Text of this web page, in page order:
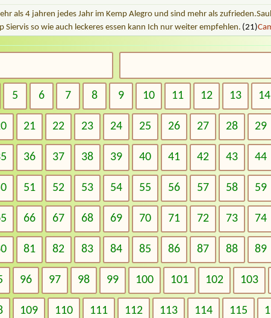
als 4 jahren jedes Jahr im Kemp Alegro und sind mehr als
Siervis so wie auch leckeres essen kann Ich nur weiter empfehlen. (21)
5 6 7 8 9 10 11 12 13 14
21 22 23 24 25 26 27 28 29
36 37 38 39 40 41 42 43 44
51 52 53 54 55 56 57 58 59
66 67 68 69 70 71 72 73 74
81 82 83 84 85 86 87 88 89
96 97 98 99 100 101 102 103
109 110 111 112 113 114 115